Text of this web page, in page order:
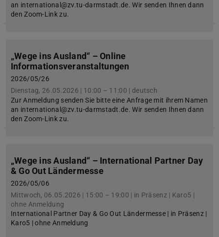
an international@zv.tu-darmstadt.de. Wir senden Ihnen dann
den Zoom-Link zu.
„Wege ins Ausland“ – Online
Informationsveranstaltungen
2026/05/26
Dienstag, 26.05.2026 | 10:00 – 11:00 | deutsch
Zur Anmeldung senden Sie bitte eine Anfrage mit ihrem Namen
an international@zv.tu-darmstadt.de. Wir senden Ihnen dann
den Zoom-Link zu.
„Wege ins Ausland“ – International Partner Day
& Go Out Ländermesse
2026/05/06
Mittwoch, 06.05.2026 | 15:00 – 19:00 | in Präsenz | Karo5 |
ohne Anmeldung
International Partner Day & Go Out Ländermesse | in Präsenz |
Karo5 | ohne Anmeldung